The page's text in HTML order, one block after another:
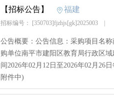
【招标公告】 福建
招标编号： [350703]fjzhjs[gk]2025003
公告概要：公告信息：采购项目名
购单位南平市建阳区教育局行政区
间2026年02月12日至2026年02月26
附件中)